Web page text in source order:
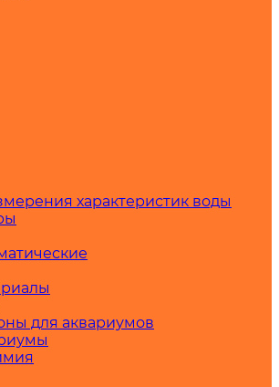
характеристик воды
для аквариумов